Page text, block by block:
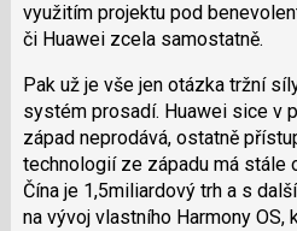
využitím projektu pod
či Huawei zcela samostatně.
Pak už je vše jen otázka tržní
systém prosadí. Huawei sice v
západ neprodává, ostatně
technologií ze západu má stále
Čína je 1,5miliardový trh a s
na vývoj vlastního Harmony OS,